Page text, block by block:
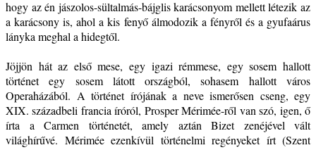
hogy az én jászolos-sültalmás-bájglis karácsonyom mellett létezik az
a karácsony is, ahol a kis fenyő álmodozik a fényről és a gyufaárus
lányka meghal a hidegtől.
Jöjjön hát az első mese, egy igazi rémmese, egy sosem hallott
történet egy sosem látott országból, sohasem hallott város
Operaházából. A történet írójának a neve ismerősen cseng, egy
XIX. századbeli francia íróról, Prosper Mérimée-ről van szó, igen, ő
írta a Carmen történetét, amely aztán Bizet zenéjével vált
világhírűvé. Mérimée ezenkívül történelmi regényeket írt (Szent